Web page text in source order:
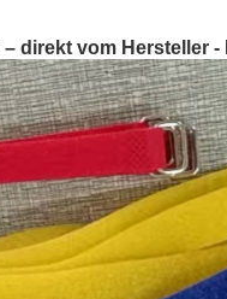
– direkt vom Hersteller -